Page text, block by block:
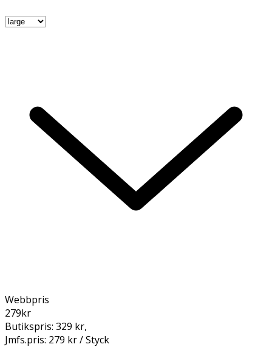
Webbpris
279kr
Butikspris: 329 kr,
Jmfs.pris: 279 kr / Styck